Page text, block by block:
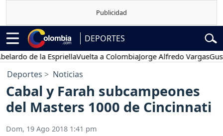
DEPORTES
de la EspriellaVuelta a ColombiaJorge Alfredo VargasGustavo
Deportes Noticias
Cabal y Farah subcampeones
del Masters 1000 de Cincinnati
Dom, 19 Ago 2018 1:41 pm